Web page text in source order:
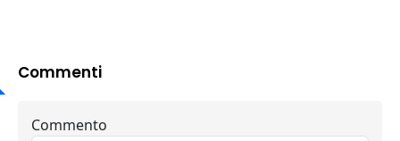
Commenti